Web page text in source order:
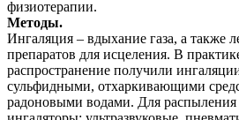
физиотерапии.
Методы.
Ингаляция – вдыхание газа, а также
препаратов для исцеления. В
распространение получили
сульфидными, отхаркивающими
радоновыми водами. Для распыления